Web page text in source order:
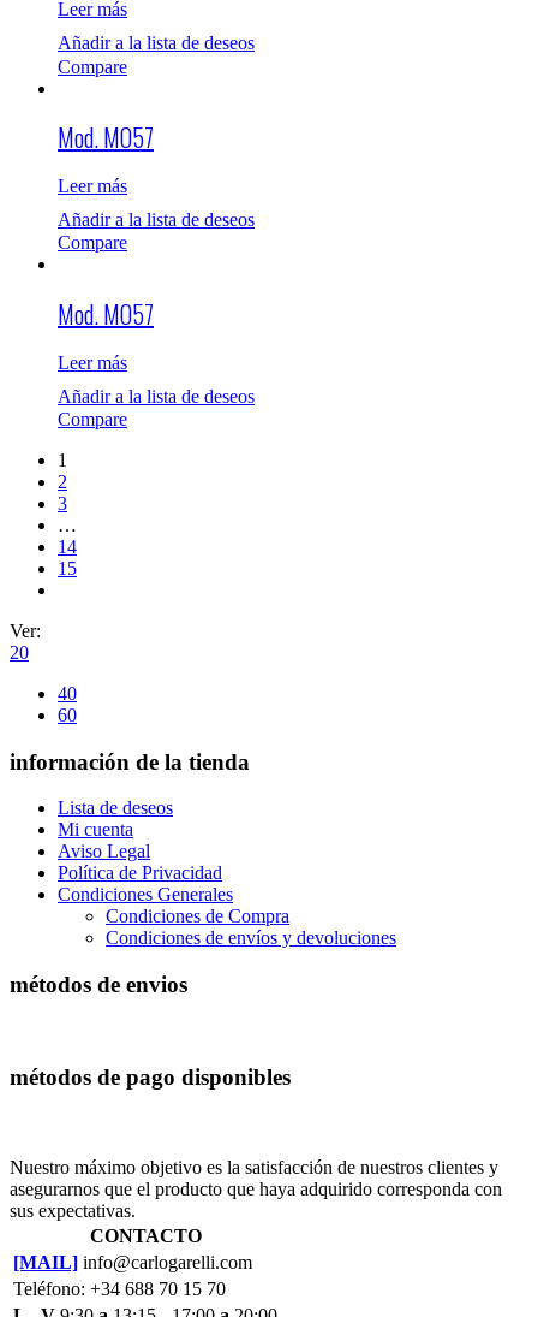
Leer más
Añadir a la lista de deseos
Compare
Mod. MO57
Leer más
Añadir a la lista de deseos
Compare
Mod. MO57
Leer más
Añadir a la lista de deseos
Compare
1
2
3
…
14
15
Ver:
20
40
60
información de la tienda
Lista de deseos
Mi cuenta
Aviso Legal
Política de Privacidad
Condiciones Generales
Condiciones de Compra
Condiciones de envíos y devoluciones
métodos de envios
métodos de pago disponibles
Nuestro máximo objetivo es la satisfacción de nuestros clientes y
asegurarnos que el producto que haya adquirido corresponda con
sus expectativas.
CONTACTO
[MAIL] info@carlogarelli.com
Teléfono: +34 688 70 15 70